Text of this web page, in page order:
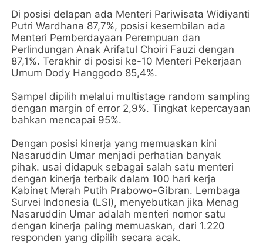
Di posisi delapan ada Menteri Pariwisata Widiyanti
Putri Wardhana 87,7%, posisi kesembilan ada
Menteri Pemberdayaan Perempuan dan
Perlindungan Anak Arifatul Choiri Fauzi dengan
87,1%. Terakhir di posisi ke-10 Menteri Pekerjaan
Umum Dody Hanggodo 85,4%.
Sampel dipilih melalui multistage random sampling
dengan margin of error 2,9%. Tingkat kepercayaan
bahkan mencapai 95%.
Dengan posisi kinerja yang memuaskan kini
Nasaruddin Umar menjadi perhatian banyak
pihak. usai didapuk sebagai salah satu menteri
dengan kinerja terbaik dalam 100 hari kerja
Kabinet Merah Putih Prabowo-Gibran. Lembaga
Survei Indonesia (LSI), menyebutkan jika Menag
Nasaruddin Umar adalah menteri nomor satu
dengan kinerja paling memuaskan, dari 1.220
responden yang dipilih secara acak.